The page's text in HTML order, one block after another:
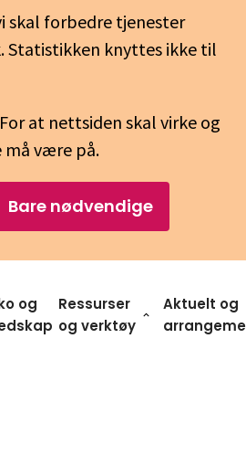
skal forbedre tjenester
Statistikken knyttes ikke til
For at nettsiden skal virke og
må være på.
Bare nødvendige
og
Ressurser
og verktøy
Aktuelt og